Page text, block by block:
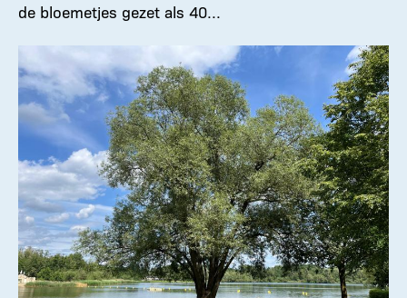
de bloemetjes gezet als 40...